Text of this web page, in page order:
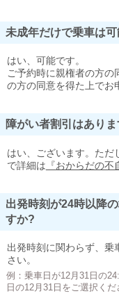
未成年だけで乗車は可
はい、可能です。
ご予約時に親権者の方の
の方の同意を得た上でお
障がい者割引はありま
はい、ございます。ただ
で詳細は 『おからだの不
出発時刻が24時以降
すか?
出発時刻に関わらず、乗
さい。
例：乗車日が12月31日の
日の12月31日をご選択くだ